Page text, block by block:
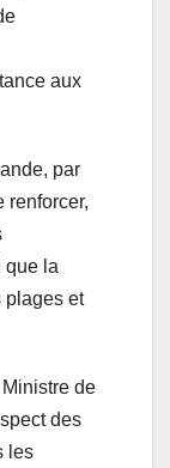
aux
par
renforcer,
que la
plages et
de
des
les